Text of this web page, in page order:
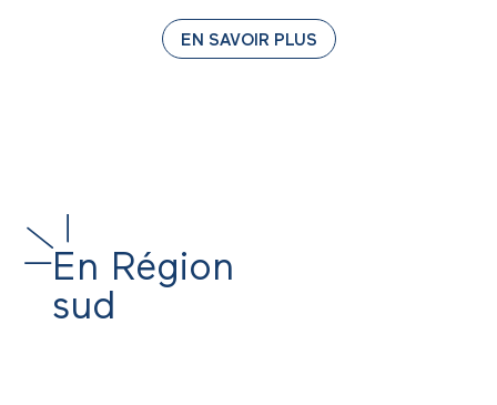
EN SAVOIR PLUS
En Région
sud